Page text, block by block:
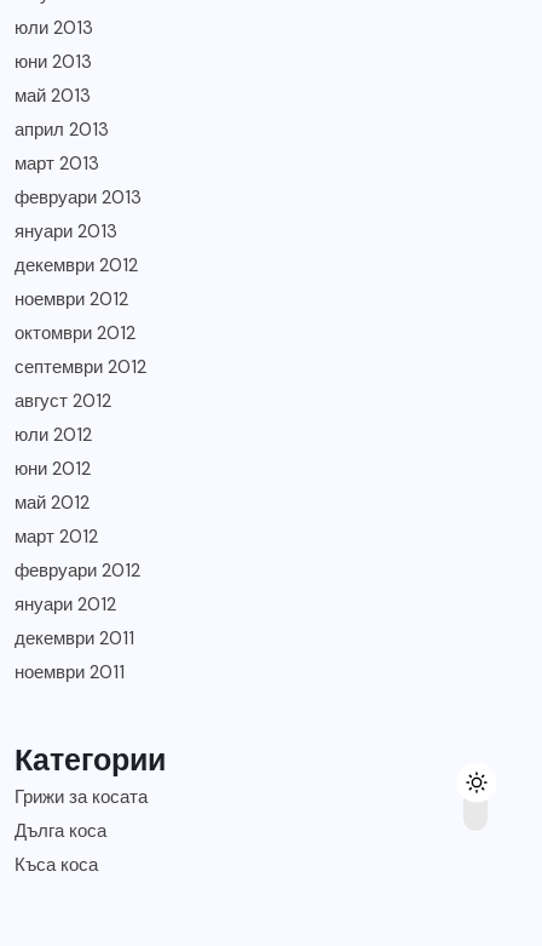
юли 2013
юни 2013
май 2013
април 2013
март 2013
февруари 2013
януари 2013
декември 2012
ноември 2012
октомври 2012
септември 2012
август 2012
юли 2012
юни 2012
май 2012
март 2012
февруари 2012
януари 2012
декември 2011
ноември 2011
Категории
Грижи за косата
Дълга коса
Къса коса